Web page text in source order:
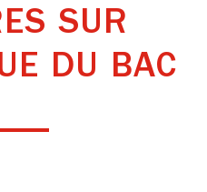
SUR
DU BAC